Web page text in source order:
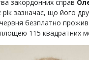
закордонних справ
рік зазначає, що його
червня безплатно
115 квадратних